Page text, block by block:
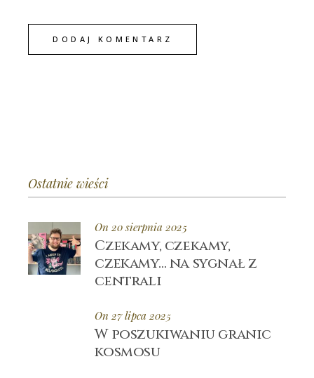
DODAJ KOMENTARZ
Ostatnie wieści
On 20 sierpnia 2025
Czekamy, czekamy,
czekamy… na sygnał z
centrali
On 27 lipca 2025
W poszukiwaniu granic
kosmosu